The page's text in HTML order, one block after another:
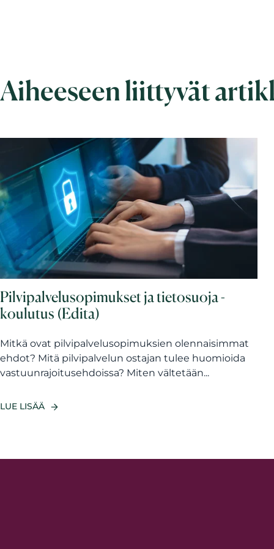
Aiheeseen liittyvät
Pilvipalvelusopimukset ja tietosuoja -
koulutus (Edita)
Mitkä ovat pilvipalvelusopimuksien olennaisimmat
ehdot? Mitä pilvipalvelun ostajan tulee huomioida
vastuunrajoitusehdoissa? Miten vältetään...
LUE LISÄÄ